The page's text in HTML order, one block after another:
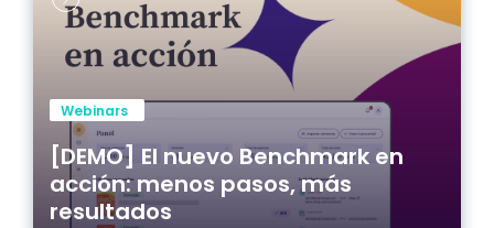
Webinars
[DEMO] El nuevo Benchmark en
acción: menos pasos, más
resultados